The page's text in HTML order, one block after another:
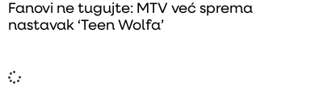
Fanovi ne tugujte: MTV već sprema
nastavak ‘Teen Wolfa’